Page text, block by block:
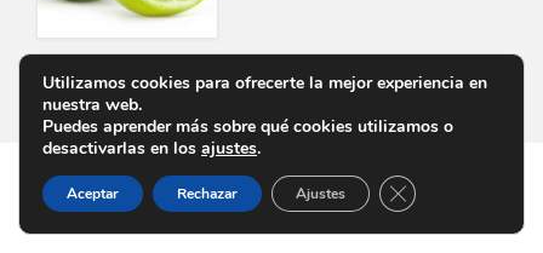
Personalizar Cookies Aviso Legal Política de Privacidad Política de cookies
Utilizamos cookies para ofrecerte la mejor experiencia en
nuestra web.
Puedes aprender más sobre qué cookies utilizamos o
desactivarlas en los ajustes.
Aceptar Rechazar Ajustes Cerrar el banner